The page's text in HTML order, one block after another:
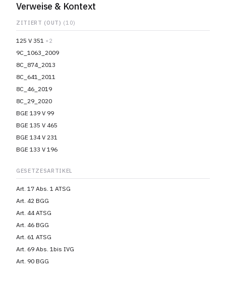
Verweise & Kontext
ZITIERT (OUT) (10)
125 V 351 ×2
9C_1063_2009
8C_874_2013
8C_641_2011
8C_46_2019
8C_29_2020
BGE 139 V 99
BGE 135 V 465
BGE 134 V 231
BGE 133 V 196
GESETZESARTIKEL
Art. 17 Abs. 1 ATSG
Art. 42 BGG
Art. 44 ATSG
Art. 46 BGG
Art. 61 ATSG
Art. 69 Abs. 1bis IVG
Art. 90 BGG